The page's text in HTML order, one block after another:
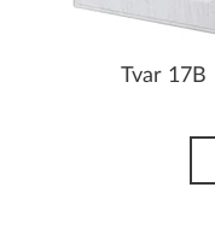
Tvar 17B